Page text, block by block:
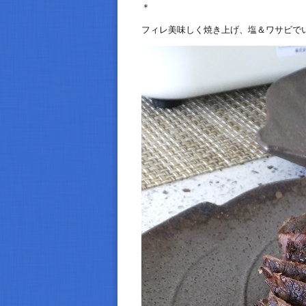
＊
フィレ美味しく焼き上げ、塩＆ワサビで